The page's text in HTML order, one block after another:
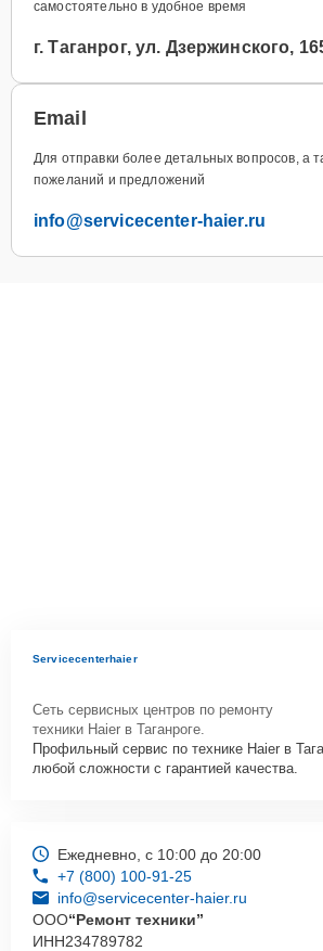
самостоятельно в удобное время
г. Таганрог, ул. Дзержинского,
Email
Для отправки более детальных вопросов, а
пожеланий и предложений
info@servicecenter-haier.ru
Servicecenterhaier
Сеть сервисных центров по ремонту
техники Haier в Таганроге.
Профильный сервис по технике Haier в
любой сложности с гарантией качества.
Ежедневно, с 10:00 до 20:00
+7 (800) 100-91-25
info@servicecenter-haier.ru
ООО“Ремонт техники”
ИНН234789782